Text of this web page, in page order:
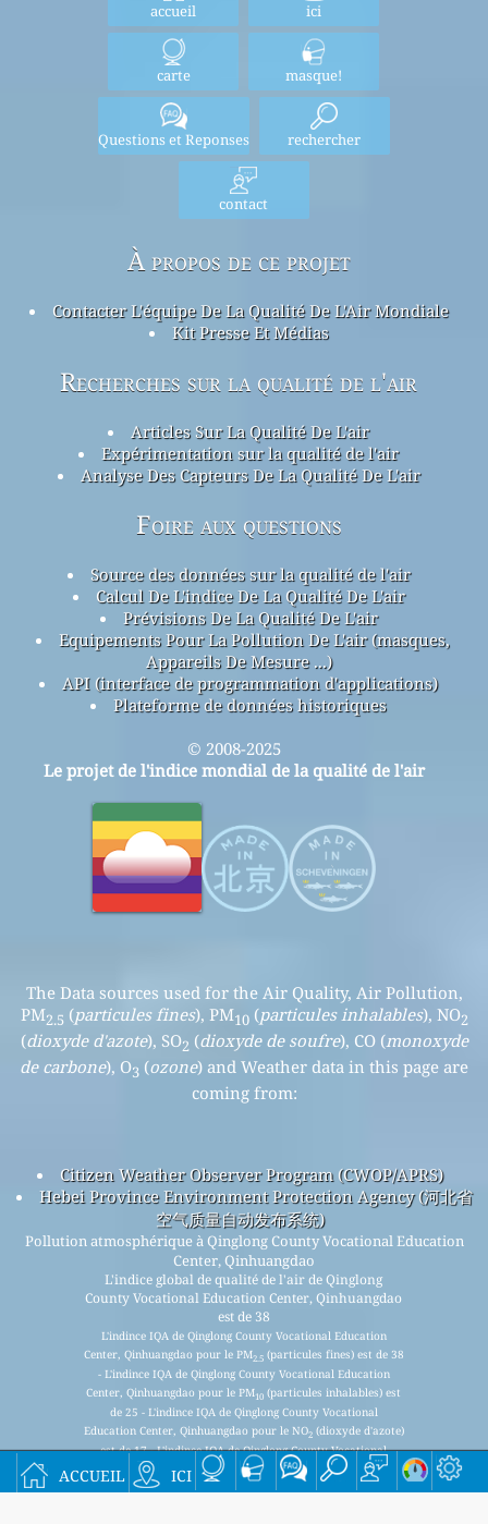
accueil ici
accueil ici
carte masque!
Questions et Reponses rechercher
contact
À propos de ce projet
Contacter L'équipe De La Qualité De L'Air Mondiale
Kit Presse Et Médias
Recherches sur la qualité de l'air
Articles Sur La Qualité De L'air
Expérimentation sur la qualité de l'air
Analyse Des Capteurs De La Qualité De L'air
Foire aux questions
Source des données sur la qualité de l'air
Calcul De L'indice De La Qualité De L'air
Prévisions De La Qualité De L'air
Equipements Pour La Pollution De L'air (masques,
Appareils De Mesure ...)
API (interface de programmation d'applications)
Plateforme de données historiques
© 2008-2025
Le projet de l'indice mondial de la qualité de l'air
The Data sources used for the Air Quality, Air Pollution,
PM2.5 (particules fines), PM10(particules inhalables), NO2
(dioxyde d'azote), SO2 (dioxyde de soufre), CO (monoxyde
de carbone), O3 (ozone) and Weather data in this page are
coming from:
Citizen Weather Observer Program (CWOP/APRS)
Hebei Province Environment Protection Agency (河北省
空气质量自动发布系统)
Pollution atmosphérique à Qinglong County Vocational Education
Center, Qinhuangdao
L'indice global de qualité de l'air de Qinglong
County Vocational Education Center, Qinhuangdao
est de 38
L'indince IQA de Qinglong County Vocational Education
Center, Qinhuangdao pour le PM2.5(particules fines) est de 38
- L'indince IQA de Qinglong County Vocational Education
Center, Qinhuangdao pour le PM10 (particules inhalables) est
de 25 - L'indince IQA de Qinglong County Vocational
Education Center, Qinhuangdao pour le NO2(dioxyde d'azote)
est de 17 - L'indince IQA de Qinglong County Vocational
Education Center, Qinhuangdao pour le SO
2(dioxyde de
soufre) est de 7 - L'indince IQA de Qinglong County Vocational